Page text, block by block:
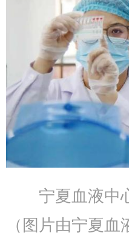
宁夏血液中
（图片由宁夏血